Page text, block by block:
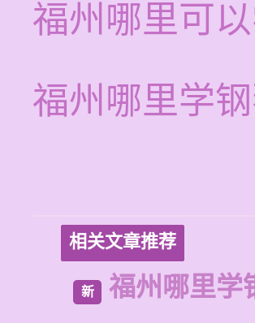
福州哪里可
福州哪里学
相关文章推荐
新 福州哪里学